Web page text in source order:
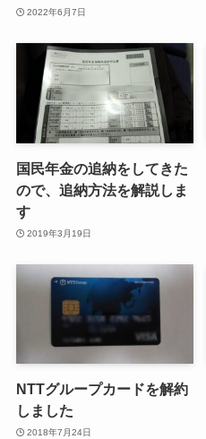
2022年6月7日
国民年金の追納をしてきた
ので、追納方法を解説しま
す
2019年3月19日
NTTグループカードを解約
しました
2018年7月24日